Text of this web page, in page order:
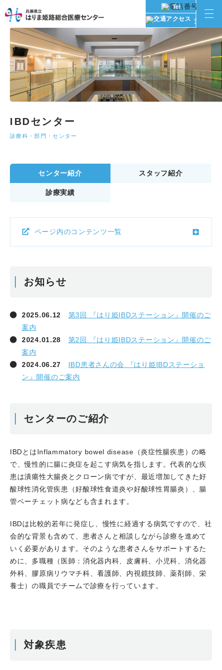
交通アク
Tel
IBDセンター
診療科・部門・センター
センター紹介 スタッフ紹介
診療実績
ページ内のコンテンツ一覧
お知らせ
2025.06.12
第3回 『はり姫IBDステーション』開催のご
案内
2024.01.28
第2回 『はり姫IBDステーション』開催のご
案内
2024.06.27
IBD患者さんの会 『はり姫IBDステーショ
ン』開催のご案内
センターのご紹介
IBDとはInflammatory bowel disease（炎症性腸疾患）の略
で、慢性的に腸に炎症を起こす病気を指します。代表的な疾
患は潰瘍性大腸炎とクローン病ですが、最近増加してきた好
酸球性消化管疾患（好酸球性食道炎や好酸球性胃腸炎）、腸
管ベーチェット病なども含まれます。
IBDは比較的若年に発症し、慢性に経過する病気ですので、社
会的な背景も含めて、患者さんと相談しながら診療を進めて
いく必要があります。そのような患者さんをサポートするた
めに、多職種（医師：消化器内科、皮膚科、小児科、消化器
外科、膠原病リウマチ科、看護師、内視鏡技師、薬剤師、栄
養士）の職員でチームで診療を行っています。
対象疾患